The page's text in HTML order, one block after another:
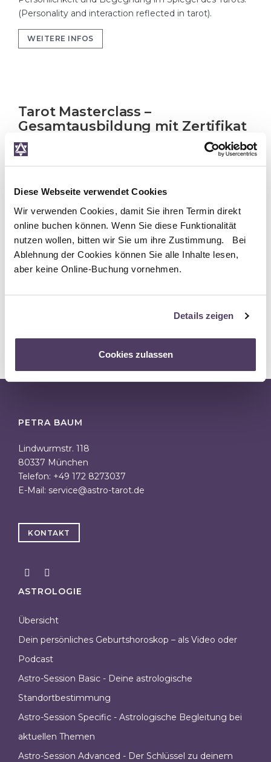
Diese Webseite verwendet Cookies
Wir verwenden Cookies, damit Sie ihren Termin direkt
online buchen können. Wenn Sie diese Funktionalität
nutzen wollen, bitten wir Sie um ihre Zustimmung. Bei
Ablehnung der Cookies können Sie alle Inhalte lesen,
aber keine Online-Buchung vornehmen.
Details zeigen
Cookies zulassen
(Personality and interaction reflected in tarot).
WEITERE INFOS
Tarot Masterclass –
Gesamtausbildung mit Zertifikat
Alle 6 Module kompakt buchen – mit 100 €
advantage)
Deine kompakte, persönliche und fundierte Tarot-
Ausbildung – Schritt für Schritt. (Your introduction to
the world of tarot – structured, personal, and practical).
WEITERE INFOS
PETRA BAUM
Lindwurmstr. 118
80337 München
Telefon: +49 172 8273037
E-Mail: service@astro-tarot.de
KONTAKT
ASTROLOGIE
Übersicht
Dein persönliches Geburtshoroskop – als Video oder
Podcast
Astro-Session Basic - Deine astrologische
Standortbestimmung
Astro-Session Specific - Astrologische Begleitung bei
aktuellen Themen
Astro-Session Advanced - Der Schlüssel zu deinem